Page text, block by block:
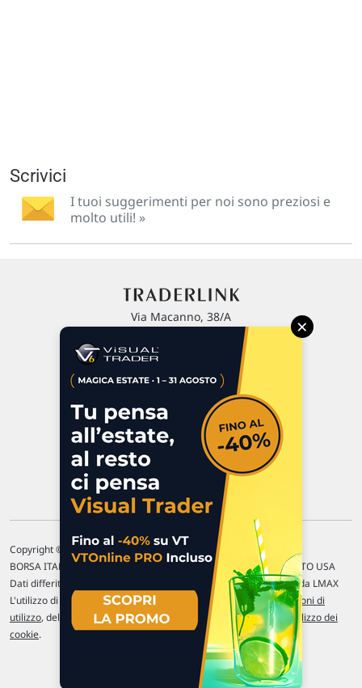
Scrivici
I tuoi suggerimenti per noi sono preziosi e
molto utili! »
Via Macanno, 38/A
P.IVA 02 452 460 401
Commenti e segnalazioni
Contattaci
Copyright © 1996-2026 Traderlink Italia s.r.l.
BORSA ITALIANA Quotazioni di borsa differite di 15 min. / MERCATO USA
Dati differiti di 15 min. (fonte Intrinio) / FOREX Quotazioni fornite da LMAX
L'utilizzo di questo sito implica l'accettazione delle nostre Condizioni di
utilizzo, del Disclaimer MAR, dellePolitiche sulla privacye dell' Utilizzo dei
cookie.
×